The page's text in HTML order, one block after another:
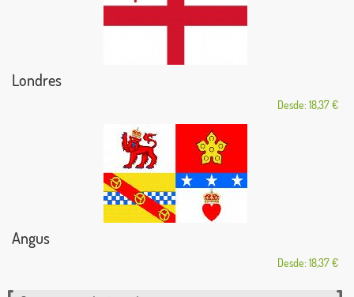
Londres
Desde: 18,37 €
Angus
Desde: 18,37 €